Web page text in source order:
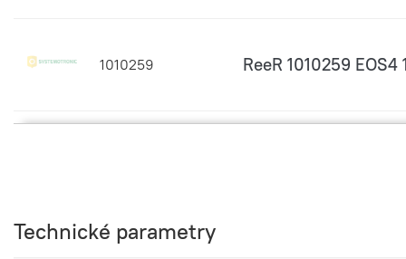
1010259 ReeR 1010259 EOS4
1010651
Technické parametry